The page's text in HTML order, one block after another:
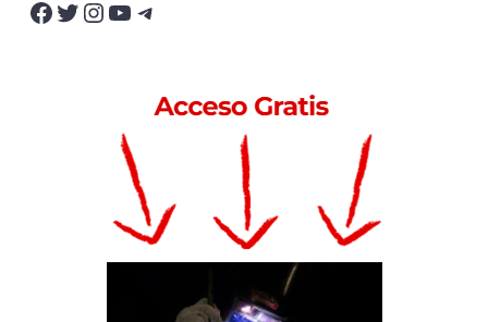
Facebook Twitter InstagramYouTube Telegram